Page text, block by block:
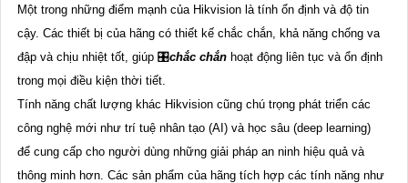
Một trong những điểm mạnh của Hikvision là tính ổn định và độ tin
cậy. Các thiết bị của hãng có thiết kế chắc chắn, khả năng chống va
đập và chịu nhiệt tốt, giúp 🎛chắc chắn hoạt động liên tục và ổn định
trong mọi điều kiện thời tiết.
Tính năng chất lượng khác Hikvision cũng chú trọng phát triển các
công nghệ mới như trí tuệ nhân tạo (AI) và học sâu (deep learning)
để cung cấp cho người dùng những giải pháp an ninh hiệu quả và
thông minh hơn. Các sản phẩm của hãng tích hợp các tính năng như